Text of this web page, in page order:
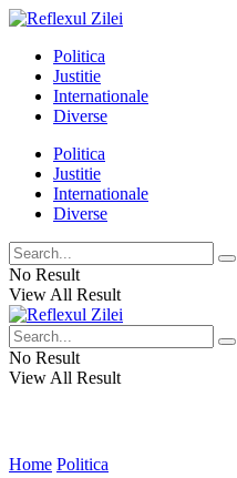
Politica
Justitie
Internationale
Diverse
Politica
Justitie
Internationale
Diverse
No Result
View All Result
No Result
View All Result
Home Politica